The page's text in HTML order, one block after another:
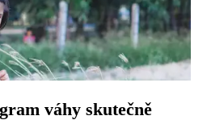
váhy skutečně